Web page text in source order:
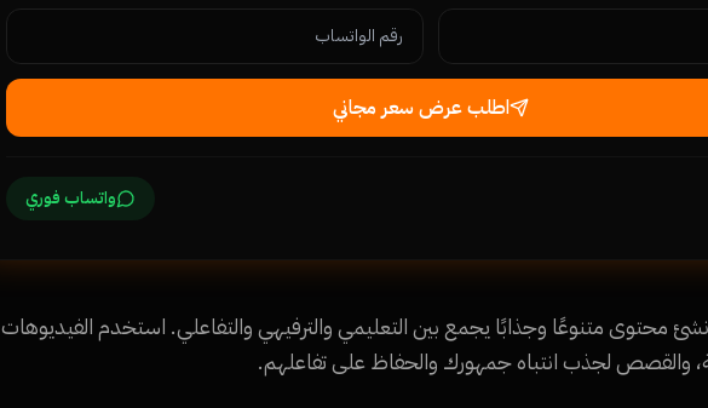
اطلب عرض سعر مجاني
واتساب فوري
محتوى متنوعًا وجذابًا يجمع بين التعليمي والترفيهي والتفاعلي. استخدم الفيديوهات
والقصص لجذب انتباه جمهورك والحفاظ على تفاعلهم.